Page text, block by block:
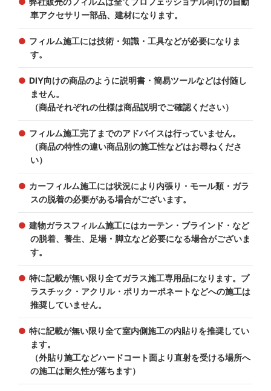
車アクセサリー部品、建材になります。
フィルム施工には技術・知識・工具などが必要になりま
す。
DIY向けの商品のように説明書・簡易ツールなどは付随し
ません。
（商品それぞれの仕様は商品説明でご確認ください）
フィルム施工完了までのアドバイスは行っていません。
（商品の特性の違い商品別の施工性などはお尋ねくださ
い）
カーフィルム施工には状況により内張り・モール類・ガラ
スの脱着の必要がある場合がございます。
建物ガラスフィルム施工にはカーテン・ブラインド・など
の脱着、養生、足場・脚立など必要になる場合がございま
す。
特に記載が無い限り全てガラス施工専用品になります。プ
ラスチック・アクリル・ポリカーポネートなどへの施工は
推奨していません。
特に記載が無い限り全て室内側施工の内貼りを推奨してい
ます。
（外貼り施工などハードコート面より直射を受ける場所へ
の施工は耐久性が落ちます）